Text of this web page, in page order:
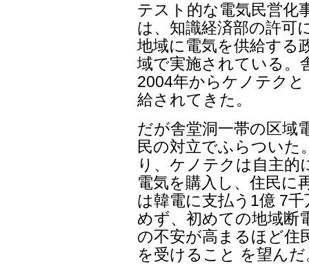
テスト的な電気民営化
は、知識経済部の許可
地域に電気を供給する
域で実施されている。
2004年からケノテク
給されてきた。
だが舎堂洞一帯の区域
民の対立でふらついた
り、ケノテクは自主的
電気を購入し、住民に
は韓電に支払う1億 7
めず、初めての地域断
の不安が高まるほど住
を受けること を望んだ